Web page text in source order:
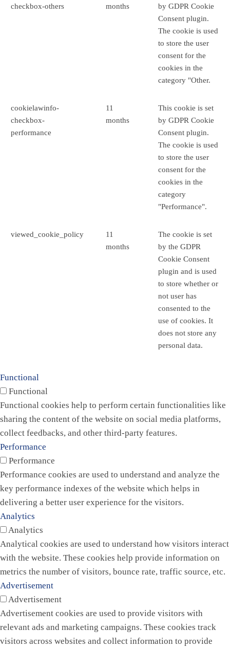
checkbox-others
months
by GDPR Cookie
Consent plugin.
The cookie is used
to store the user
consent for the
cookies in the
category "Other.
cookielawinfo-
checkbox-
performance
11
months
This cookie is set
by GDPR Cookie
Consent plugin.
The cookie is used
to store the user
consent for the
cookies in the
category
"Performance".
viewed_cookie_policy
11
months
The cookie is set
by the GDPR
Cookie Consent
plugin and is used
to store whether or
not user has
consented to the
use of cookies. It
does not store any
personal data.
Functional
Functional
Functional cookies help to perform certain functionalities like
sharing the content of the website on social media platforms,
collect feedbacks, and other third-party features.
Performance
Performance
Performance cookies are used to understand and analyze the
key performance indexes of the website which helps in
delivering a better user experience for the visitors.
Analytics
Analytics
Analytical cookies are used to understand how visitors interact
with the website. These cookies help provide information on
metrics the number of visitors, bounce rate, traffic source, etc.
Advertisement
Advertisement
Advertisement cookies are used to provide visitors with
relevant ads and marketing campaigns. These cookies track
visitors across websites and collect information to provide